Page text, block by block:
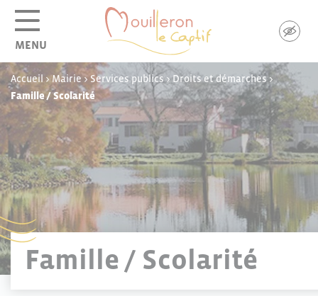
MENU
Accueil >Mairie> Services publics>Droits et démarches>
Famille / Scolarité
Famille / Scolarité
Panneau de gestion des cookies